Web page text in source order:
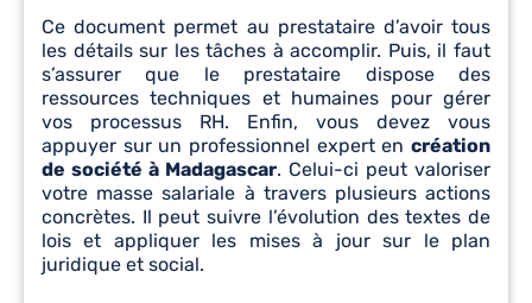
Ce document permet au prestataire d’avoir tous
les détails sur les tâches à accomplir. Puis, il faut
s’assurer que le prestataire dispose des
ressources techniques et humaines pour gérer
vos processus RH. Enfin, vous devez vous
appuyer sur un professionnel expert en création
de société à Madagascar. Celui-ci peut valoriser
votre masse salariale à travers plusieurs actions
concrètes. Il peut suivre l’évolution des textes de
lois et appliquer les mises à jour sur le plan
juridique et social.